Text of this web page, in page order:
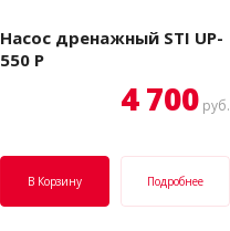
Насос дренажный STI UP-
550 P
4 700 руб.
В Корзину Подробнее